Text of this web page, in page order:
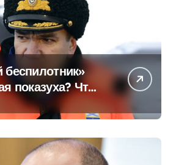
показуха? Что
ВМФ